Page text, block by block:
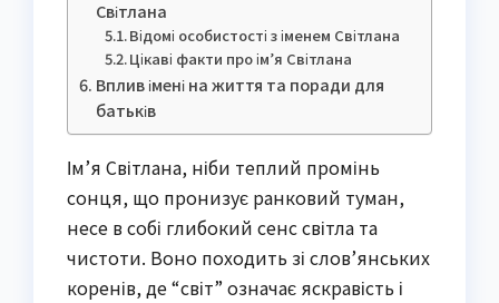
Світлана
Відомі особистості з іменем Світлана
Цікаві факти про ім’я Світлана
Вплив імені на життя та поради для
батьків
Ім’я Світлана, ніби теплий промінь
сонця, що пронизує ранковий туман,
несе в собі глибокий сенс світла та
чистоти. Воно походить зі слов’янських
коренів, де “світ” означає яскравість і